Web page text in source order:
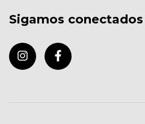
Sigamos conectados